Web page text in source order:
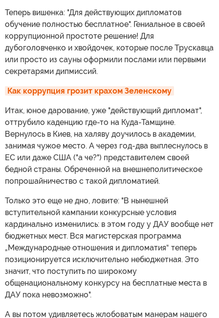
Теперь вишенка: "Для действующих дипломатов
обучение полностью бесплатное". Гениальное в своей
коррупционной простоте решение! Для
дубоголовченко и хвойдочек, которые после Трускавца
или просто из сауны оформили послами или первыми
секретарями дипмиссий.
Как коррупция грозит крахом Зеленскому
Итак, юное дарование, уже "действующий дипломат",
оттрубило каденцию где-то на Куда-Тамщине.
Вернулось в Киев, на халяву доучилось в академии,
занимая чужое место. А через год-два выплеснулось в
ЕС или даже США ("а че?") представителем своей
бедной страны. Обреченной на внешнеполитическое
попрошайничество с такой дипломатией.
Только это еще не дно, ловите: "В нынешней
вступительной кампании конкурсные условия
кардинально изменились: в этом году у ДАУ вообще нет
бюджетных мест. Вся магистерская программа
„Международные отношения и дипломатия“ теперь
позиционируется исключительно небюджетная. Это
значит, что поступить по широкому
общенациональному конкурсу на бесплатные места в
ДАУ пока невозможно".
А вы потом удивляетесь жлобоватым манерам нашего